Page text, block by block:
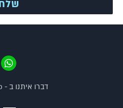
דברו איתנו ב - Whatsapp